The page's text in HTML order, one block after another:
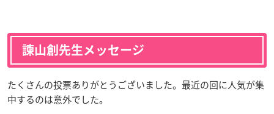
諫山創先生メッセージ
たくさんの投票ありがとうございました。最近の回に人気が集
中するのは意外でした。